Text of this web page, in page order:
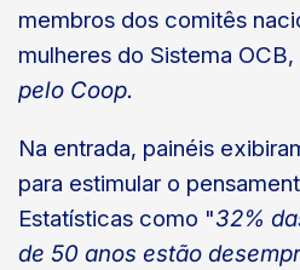
membros dos comitês
mulheres do Sistema OCB,
pelo Coop.
Na entrada, painéis
para estimular o
Estatísticas como "32%
de 50 anos estão